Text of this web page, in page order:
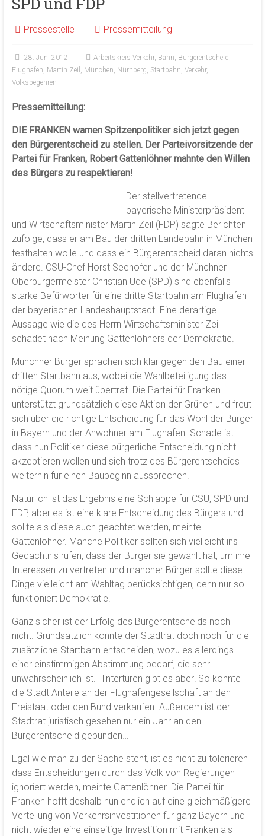
Pressestelle Pressemitteilung
28. Juni 2012 Arbeitskreis Verkehr, Bahn, Bürgerentscheid ,
Flughafen, Martin Zeil , München, Nürnberg, Startbahn, Verkehr,
Volksbegehren
Pressemitteilung:
DIE FRANKEN warnen Spitzenpolitiker sich jetzt gegen
den Bürgerentscheid zu stellen. Der Parteivorsitzende der
Partei für Franken, Robert Gattenlöhner mahnte den Willen
des Bürgers zu respektieren!
Der stellvertretende
bayerische Ministerpräsident
und Wirtschaftsminister Martin Zeil (FDP) sagte Berichten
zufolge, dass er am Bau der dritten Landebahn in München
festhalten wolle und dass ein Bürgerentscheid daran nichts
ändere. CSU-Chef Horst Seehofer und der Münchner
Oberbürgermeister Christian Ude (SPD) sind ebenfalls
starke Befürworter für eine dritte Startbahn am Flughafen
der bayerischen Landeshauptstadt. Eine derartige
Aussage wie die des Herrn Wirtschaftsminister Zeil
schadet nach Meinung Gattenlöhners der Demokratie.
Münchner Bürger sprachen sich klar gegen den Bau einer
dritten Startbahn aus, wobei die Wahlbeteiligung das
nötige Quorum weit übertraf. Die Partei für Franken
unterstützt grundsätzlich diese Aktion der Grünen und freut
sich über die richtige Entscheidung für das Wohl der Bürger
in Bayern und der Anwohner am Flughafen. Schade ist
dass nun Politiker diese bürgerliche Entscheidung nicht
akzeptieren wollen und sich trotz des Bürgerentscheids
weiterhin für einen Baubeginn aussprechen.
Natürlich ist das Ergebnis eine Schlappe für CSU, SPD und
FDP, aber es ist eine klare Entscheidung des Bürgers und
sollte als diese auch geachtet werden, meinte
Gattenlöhner. Manche Politiker sollten sich vielleicht ins
Gedächtnis rufen, dass der Bürger sie gewählt hat, um ihre
Interessen zu vertreten und mancher Bürger sollte diese
Dinge vielleicht am Wahltag berücksichtigen, denn nur so
funktioniert Demokratie!
Ganz sicher ist der Erfolg des Bürgerentscheids noch
nicht. Grundsätzlich könnte der Stadtrat doch noch für die
zusätzliche Startbahn entscheiden, wozu es allerdings
einer einstimmigen Abstimmung bedarf, die sehr
unwahrscheinlich ist. Hintertüren gibt es aber! So könnte
die Stadt Anteile an der Flughafengesellschaft an den
Freistaat oder den Bund verkaufen. Außerdem ist der
Stadtrat juristisch gesehen nur ein Jahr an den
Bürgerentscheid gebunden…
Egal wie man zu der Sache steht, ist es nicht zu tolerieren
dass Entscheidungen durch das Volk von Regierungen
ignoriert werden, meinte Gattenlöhner. Die Partei für
Franken hofft deshalb nun endlich auf eine gleichmäßigere
Verteilung von Verkehrsinvestitionen für ganz Bayern und
nicht wieder eine einseitige Investition mit Franken als